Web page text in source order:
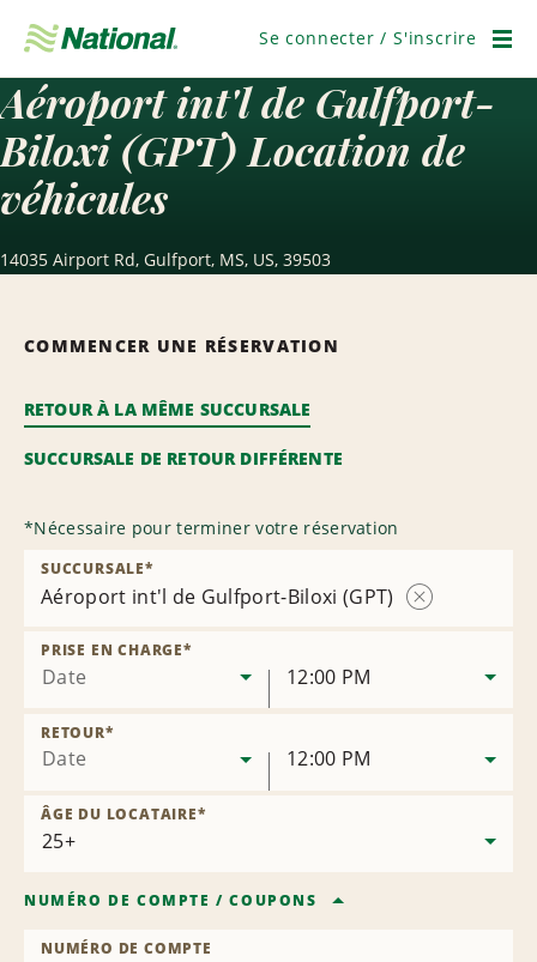
navigation
Se connecter / S'inscrire
Aéroport int'l de Gulfport-
Biloxi (GPT) Location de
véhicules
14035 Airport Rd, Gulfport, MS, US, 39503
COMMENCER UNE RÉSERVATION
RETOUR À LA MÊME SUCCURSALE
SUCCURSALE DE RETOUR DIFFÉRENTE
*Nécessaire pour terminer votre réservation
Aéroport int'l de Gulfport-Biloxi (GPT)
SUCCURSALE*
Date
PRISE EN CHARGE*
12:00 PM
Date
RETOUR*
12:00 PM
ÂGE DU LOCATAIRE*
NUMÉRO DE COMPTE /COUPONS
NUMÉRO DE COMPTE